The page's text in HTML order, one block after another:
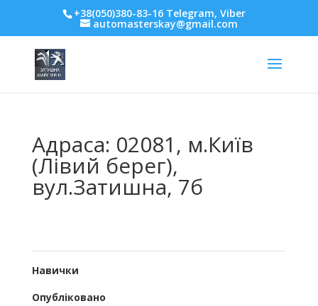
+38(050)380-83-16 Telegram, Viber
automasterskay@gmail.com
Адраса: 02081, м.Київ
(Лівий берег),
вул.Затишна, 7б
Навички
Опубліковано